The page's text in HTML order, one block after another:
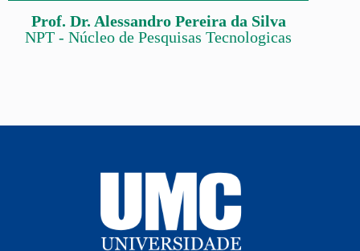
Prof. Dr. Alessandro Pereira da Silva
NPT - Núcleo de Pesquisas Tecnologicas